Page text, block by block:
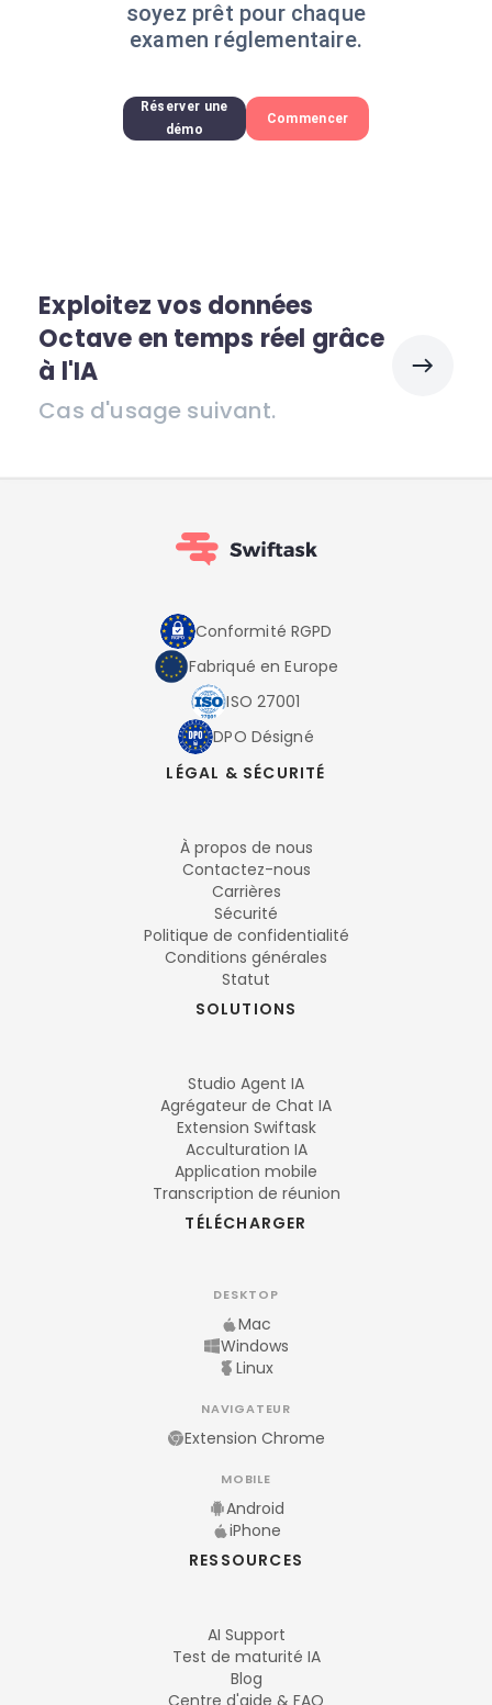
soyez prêt pour chaque
examen réglementaire.
Réserver une
démo
Commencer
Exploitez vos données
Octave en temps réel grâce
à l'IA
Cas d'usage suivant.
Conformité RGPD
Fabriqué en Europe
ISO 27001
DPO Désigné
LÉGAL & SÉCURITÉ
À propos de nous
Contactez-nous
Carrières
Sécurité
Politique de confidentialité
Conditions générales
Statut
SOLUTIONS
Studio Agent IA
Agrégateur de Chat IA
Extension Swiftask
Acculturation IA
Application mobile
Transcription de réunion
TÉLÉCHARGER
DESKTOP
Mac
Windows
Linux
NAVIGATEUR
Extension Chrome
MOBILE
Android
iPhone
RESSOURCES
AI Support
Test de maturité IA
Blog
Centre d'aide & FAQ